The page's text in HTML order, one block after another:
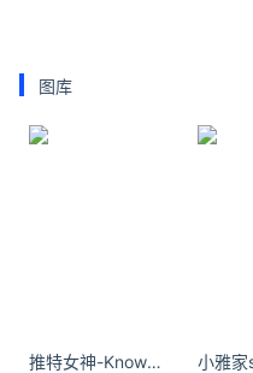
07月09日 14:10
广东茂名茂南区公布一
图库
推特女神-Knowovo微博名KisUyG小合集